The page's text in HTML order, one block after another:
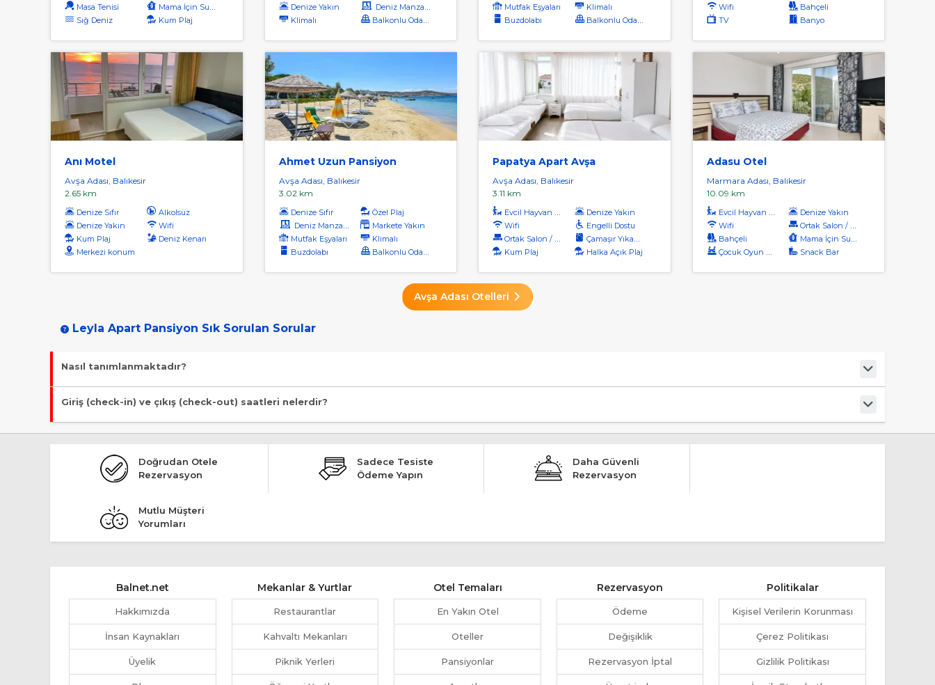
Masa Tenisi
Mama İçin Su Isıtıcı
Sığ Deniz
Kum Plaj
Denize Yakın
Deniz Manzaralı
Klimalı
Balkonlu Odalar
Mutfak Eşyaları
Klimalı
Buzdolabı
Balkonlu Odalar
Wifi
Bahçeli
TV
Banyo
Anı Motel
Avşa Adası, Balıkesir
2.65 km
Denize Sıfır
Alkolsüz
Denize Yakın
Wifi
Kum Plaj
Deniz Kenarı
Merkezi konum
Ahmet Uzun Pansiyon
Avşa Adası, Balıkesir
3.02 km
Denize Sıfır
Özel Plaj
Deniz Manzaralı
Markete Yakın
Mutfak Eşyaları
Klimalı
Buzdolabı
Balkonlu Odalar
Papatya Apart Avşa
Avşa Adası, Balıkesir
3.11 km
Evcil Hayvan Kabul
Denize Yakın
Wifi
Engelli Dostu
Ortak Salon / Tv Alanı
Çamaşır Yıkama
Kum Plaj
Halka Açık Plaj
Adasu Otel
Marmara Adası, Balıkesir
10.09 km
Evcil Hayvan Kabul
Denize Yakın
Wifi
Ortak Salon / Tv Alanı
Bahçeli
Mama İçin Su Isıtıcı
Çocuk Oyun Alanı
Snack Bar
Avşa Adası Otelleri
Leyla Apart Pansiyon Sık Sorulan Sorular
Nasıl tanımlanmaktadır?
Tesis Pansiyon statüsündedir.
Giriş (check-in) ve çıkış (check-out) saatleri nelerdir?
Giriş en erken 14:00, çıkış en geç 12:00 saatindedir.
Doğrudan Otele
Rezervasyon
Sadece Tesiste
Ödeme Yapın
Daha Güvenli
Rezervasyon
Mutlu Müşteri
Yorumları
Balnet.net
Hakkımızda
İnsan Kaynakları
Üyelik
Mekanlar & Yurtlar
Restaurantlar
Kahvaltı Mekanları
Piknik Yerleri
Otel Temaları
En Yakın Otel
Oteller
Pansiyonlar
Rezervasyon
Ödeme
Değişiklik
Rezervasyon İptal
Politikalar
Kişisel Verilerin Korunması
Çerez Politikası
Gizlilik Politikası